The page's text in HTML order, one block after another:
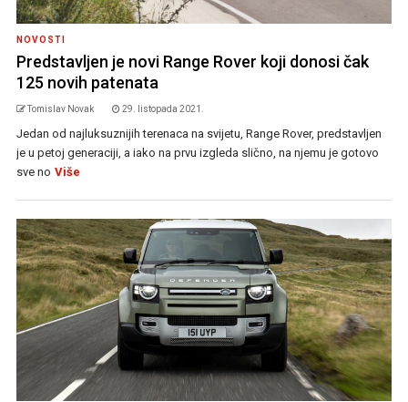
NOVOSTI
Predstavljen je novi Range Rover koji donosi čak
125 novih patenata
Tomislav Novak 29. listopada 2021.
Jedan od najluksuznijih terenaca na svijetu, Range Rover, predstavljen
je u petoj generaciji, a iako na prvu izgleda slično, na njemu je gotovo
sve no Više